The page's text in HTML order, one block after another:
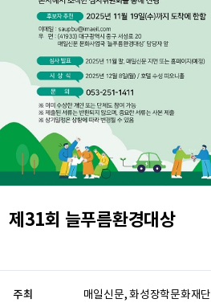
제31회 늘푸름환경대상
주최 매일신문, 화성장학문화재단